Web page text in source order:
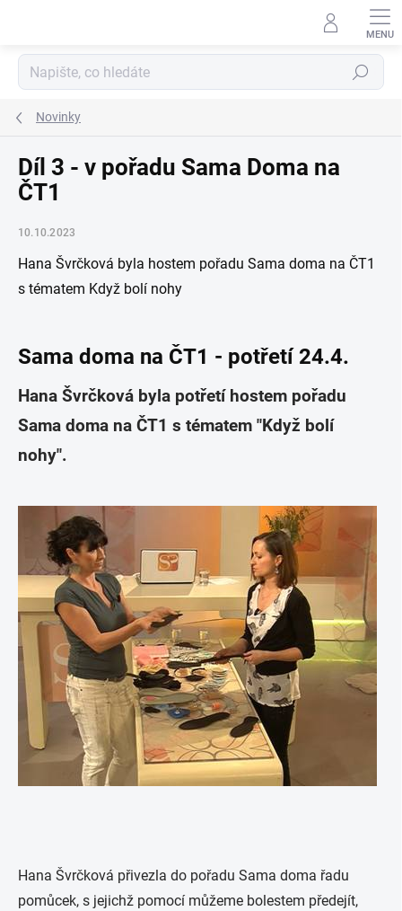
Hledat
Novinky
Díl 3 - v pořadu Sama Doma na
ČT1
10.10.2023
Hana Švrčková byla hostem pořadu Sama doma na ČT1
s tématem Když bolí nohy
Sama doma na ČT1 - potřetí 24.4.
Hana Švrčková byla potřetí hostem pořadu
Sama doma na ČT1 s tématem "Když bolí
nohy".
Hana Švrčková přivezla do pořadu Sama doma řadu
pomůcek, s jejichž pomocí můžeme bolestem předejít,